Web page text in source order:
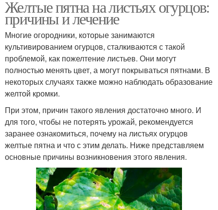
Желтые пятна на листьях огурцов:
причины и лечение
Многие огородники, которые занимаются
культивированием огурцов, сталкиваются с такой
проблемой, как пожелтение листьев. Они могут
полностью менять цвет, а могут покрываться пятнами. В
некоторых случаях также можно наблюдать образование
желтой кромки.
При этом, причин такого явления достаточно много. И
для того, чтобы не потерять урожай, рекомендуется
заранее ознакомиться, почему на листьях огурцов
желтые пятна и что с этим делать. Ниже представляем
основные причины возникновения этого явления.